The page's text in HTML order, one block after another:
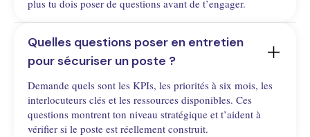
plus tu dois poser de questions avant de t’engager.
Quelles questions poser en entretien
pour sécuriser un poste ?
Demande quels sont les KPIs, les priorités à six mois, les
interlocuteurs clés et les ressources disponibles. Ces
questions montrent ton niveau stratégique et t’aident à
vérifier si le poste est réellement construit.